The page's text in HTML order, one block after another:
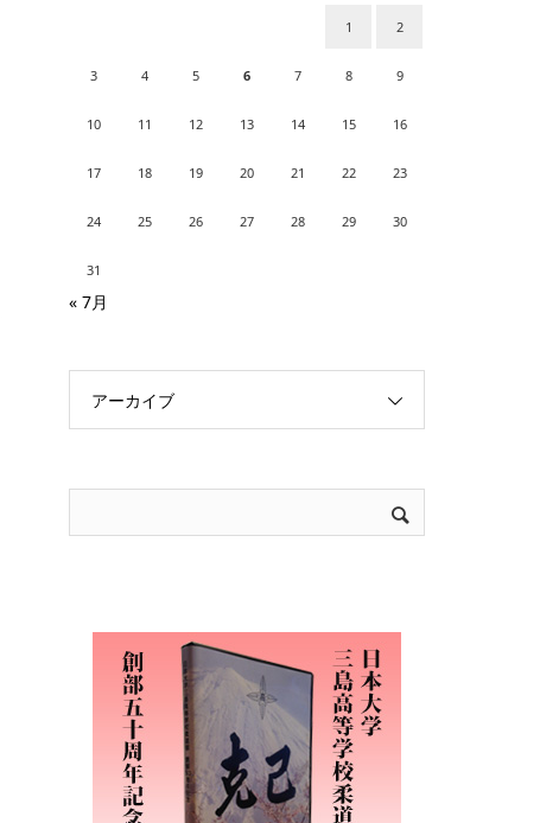
1 2
3 4 5 6 7 8 9
10 11 12 13 14 15 16
17 18 19 20 21 22 23
24 25 26 27 28 29 30
31
« 7月
アーカイブ